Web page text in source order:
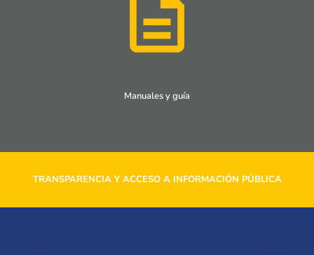
Manuales y guía
TRANSPARENCIA Y ACCESO A INFORMACIÓN PÚBLICA